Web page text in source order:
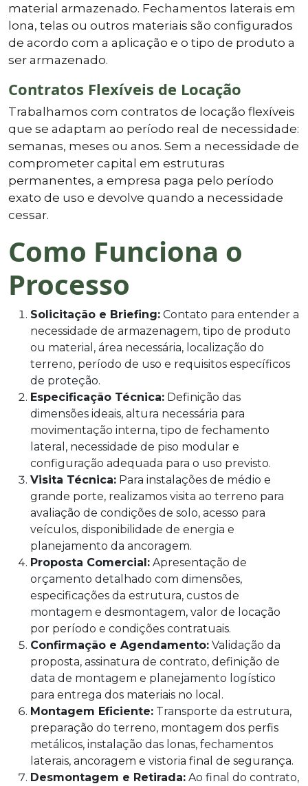
material armazenado. Fechamentos laterais em
lona, telas ou outros materiais são configurados
de acordo com a aplicação e o tipo de produto a
ser armazenado.
Contratos Flexíveis de Locação
Trabalhamos com contratos de locação flexíveis
que se adaptam ao período real de necessidade:
semanas, meses ou anos. Sem a necessidade de
comprometer capital em estruturas
permanentes, a empresa paga pelo período
exato de uso e devolve quando a necessidade
cessar.
Como Funciona o
Processo
Solicitação e Briefing: Contato para entender a
necessidade de armazenagem, tipo de produto
ou material, área necessária, localização do
terreno, período de uso e requisitos específicos
de proteção.
Especificação Técnica: Definição das
dimensões ideais, altura necessária para
movimentação interna, tipo de fechamento
lateral, necessidade de piso modular e
configuração adequada para o uso previsto.
Visita Técnica: Para instalações de médio e
grande porte, realizamos visita ao terreno para
avaliação de condições de solo, acesso para
veículos, disponibilidade de energia e
planejamento da ancoragem.
Proposta Comercial: Apresentação de
orçamento detalhado com dimensões,
especificações da estrutura, custos de
montagem e desmontagem, valor de locação
por período e condições contratuais.
Confirmação e Agendamento: Validação da
proposta, assinatura de contrato, definição de
data de montagem e planejamento logístico
para entrega dos materiais no local.
Montagem Eficiente: Transporte da estrutura,
preparação do terreno, montagem dos perfis
metálicos, instalação das lonas, fechamentos
laterais, ancoragem e vistoria final de segurança.
Desmontagem e Retirada: Ao final do contrato,